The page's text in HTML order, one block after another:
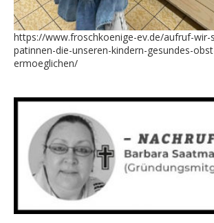
https://www.froschkoenige-ev.de/aufruf-wir-
patinnen-die-unseren-kindern-gesundes-
ermoeglichen/